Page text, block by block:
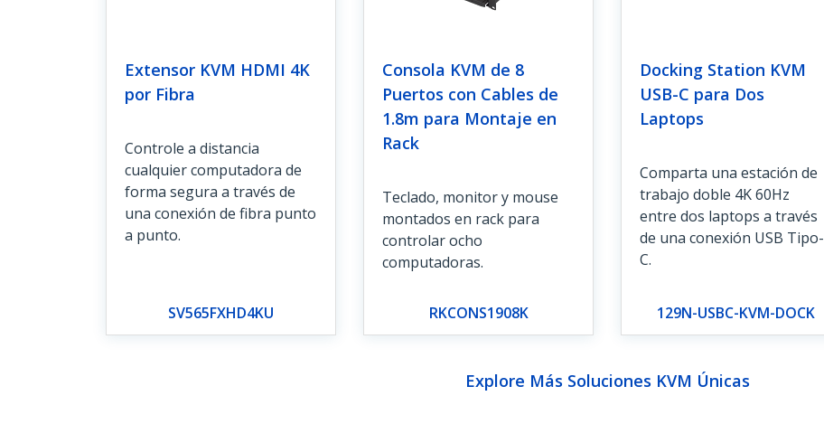
Extensor KVM HDMI 4K
por Fibra
Controle a distancia
cualquier computadora de
forma segura a través de
una conexión de fibra punto
a punto.
SV565FXHD4KU
Consola KVM de 8
Puertos con Cables de
1.8m para Montaje en
Rack
Teclado, monitor y mouse
montados en rack para
controlar ocho
computadoras.
RKCONS1908K
Docking Station KVM
USB-C para Dos
Laptops
Comparta una estación de
trabajo doble 4K 60Hz
entre dos laptops a través
de una conexión USB Tipo-
C.
129N-USBC-KVM-DOCK
Explore Más Soluciones KVM Únicas